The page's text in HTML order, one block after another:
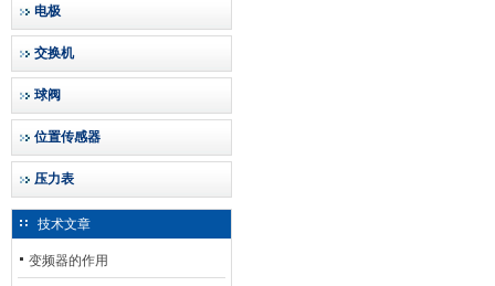
电极
交换机
球阀
位置传感器
压力表
技术文章
变频器的作用